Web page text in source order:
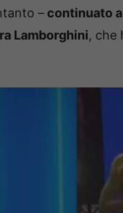
– continuato
Lamborghini, che